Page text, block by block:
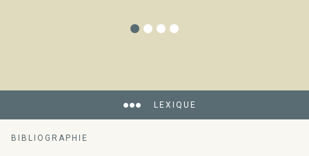
LEXIQUE
BIBLIOGRAPHIE